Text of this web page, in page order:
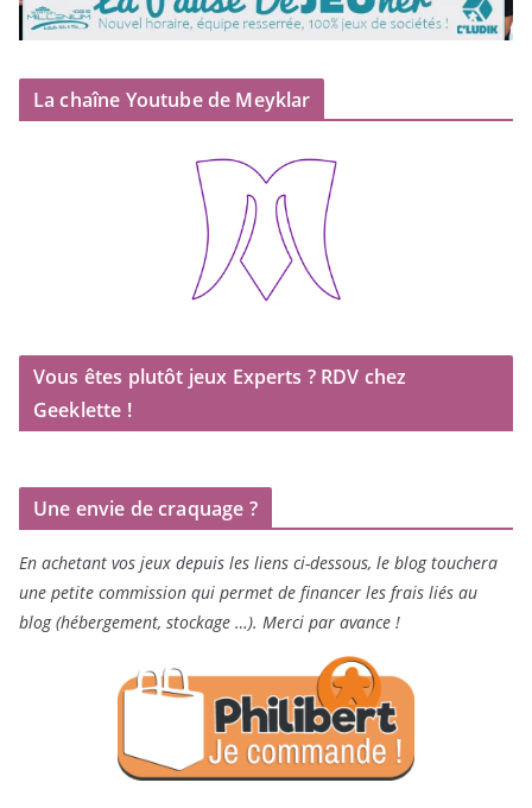
La chaîne Youtube de Meyklar
Vous êtes plutôt jeux Experts ? RDV chez
Geeklette !
Une envie de craquage ?
En achetant vos jeux depuis les liens ci-dessous, le blog touchera
une petite commission qui permet de financer les frais liés au
blog (hébergement, stockage …). Merci par avance !